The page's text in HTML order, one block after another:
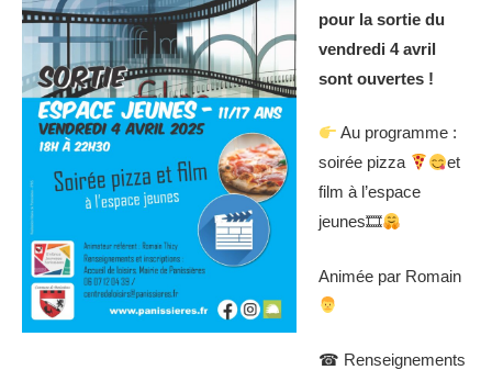
pour la sortie du
vendredi 4 avril
sont ouvertes !
Au programme :
soirée pizza
et
film à l’espace
jeunes🎞
Animée par Romain
☎ Renseignements